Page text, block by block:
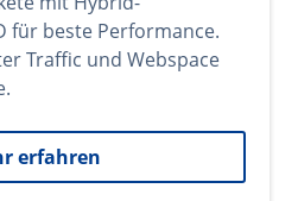
für beste Performance.
Traffic und Webspace
erfahren